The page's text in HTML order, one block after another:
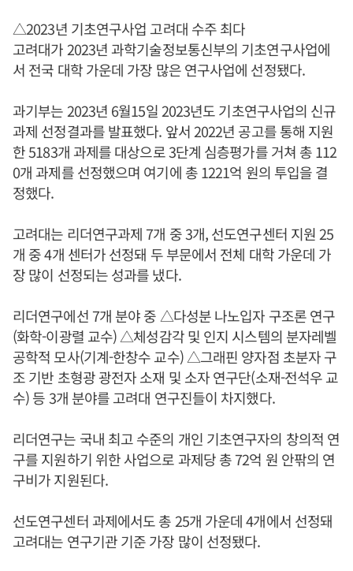
△2023년 기초연구사업 고려대 수주 최다
고려대가 2023년 과학기술정보통신부의 기초연구사업에
서 전국 대학 가운데 가장 많은 연구사업에 선정됐다.
과기부는 2023년 6월15일 2023년도 기초연구사업의 신규
과제 선정결과를 발표했다. 앞서 2022년 공고를 통해 지원
한 5183개 과제를 대상으로 3단계 심층평가를 거쳐 총 112
0개 과제를 선정했으며 여기에 총 1221억 원의 투입을 결
정했다.
고려대는 리더연구과제 7개 중 3개, 선도연구센터 지원 25
개 중 4개 센터가 선정돼 두 부문에서 전체 대학 가운데 가
장 많이 선정되는 성과를 냈다.
리더연구에선 7개 분야 중 △다성분 나노입자 구조론 연구
(화학-이광렬 교수) △체성감각 및 인지 시스템의 분자레벨
공학적 모사(기계-한창수 교수) △그래핀 양자점 초분자 구
조 기반 초형광 광전자 소재 및 소자 연구단(소재-전석우 교
수) 등 3개 분야를 고려대 연구진들이 차지했다.
리더연구는 국내 최고 수준의 개인 기초연구자의 창의적 연
구를 지원하기 위한 사업으로 과제당 총 72억 원 안팎의 연
구비가 지원된다.
선도연구센터 과제에서도 총 25개 가운데 4개에서 선정돼
고려대는 연구기관 기준 가장 많이 선정됐다.